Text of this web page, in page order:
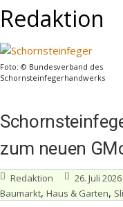
Redaktion
Foto: © Bundesverband des
Schornsteinfegerhandwerks
zum neuen
Redaktion 26. Juli 2026
Baumarkt, Haus & Garten,